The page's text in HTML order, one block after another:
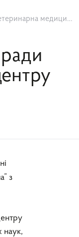
медицина»
з
наук,